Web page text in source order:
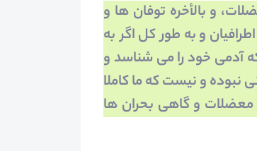
و بالأخره توفان­ ها و
و به طور کل اگر به
آدمی خود را می­ شناسد و
نبوده و نیست که ما کاملا
معضلات و گاهی بحران­ ها